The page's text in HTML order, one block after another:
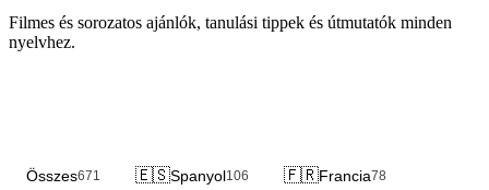
Filmes és sorozatos ajánlók, tanulási tippek és útmutatók minden
nyelvhez.
Összes671 🇪🇸Spanyol106 🇫🇷Francia78